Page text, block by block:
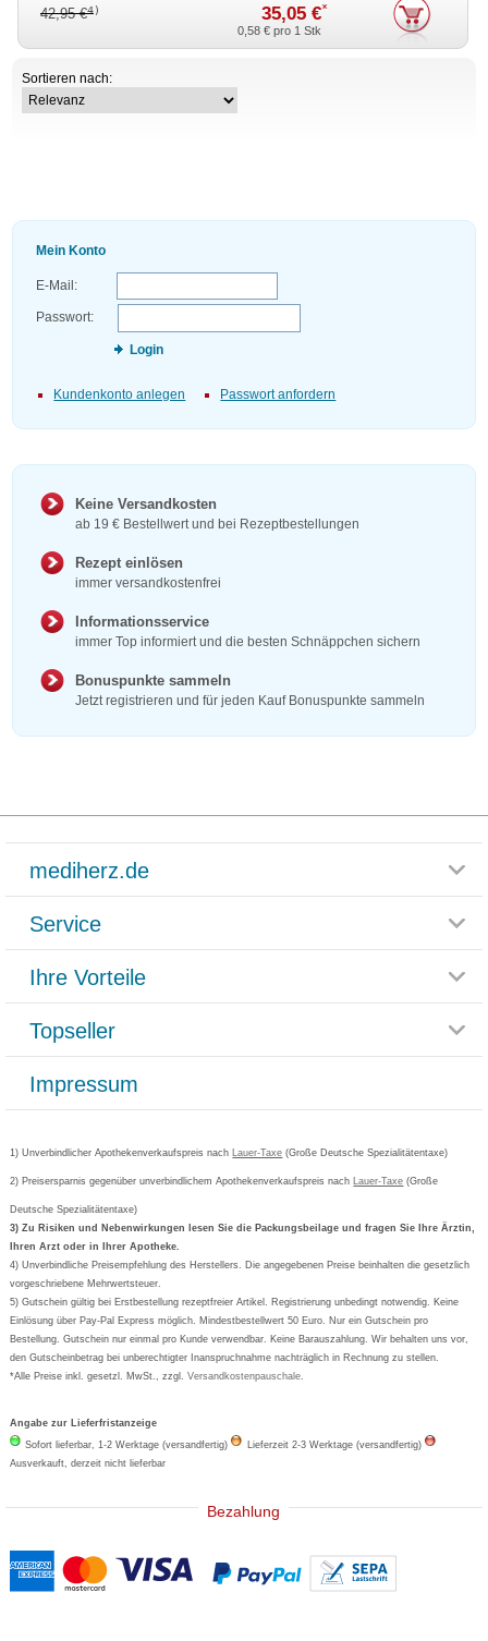
42,95 €4) 35,05 €*
0,58 €pro 1 Stk
Sortieren nach:
Mein Konto
E-Mail:
Passwort:
Login
Kundenkonto anlegen Passwort anfordern
Keine Versandkosten
ab 19 € Bestellwert und bei Rezeptbestellungen
Rezept einlösen
immer versandkostenfrei
Informationsservice
immer Top informiert und die besten Schnäppchen sichern
Bonuspunkte sammeln
Jetzt registrieren und für jeden Kauf Bonuspunkte sammeln
mediherz.de
Glossar
Häufig gestellte Fragen
Datenschutz
AGB
Cookie-Einstellungen
Vertrag widerrufen
Service
Rücksendemöglichkeit
Paketlieferstatus
Versandkosten
Bestellschein ausfüllen
Newsletteranmeldung
Ihre Vorteile
Rezeptlieferung
Bonusprogramm
Gutschein und Rabatte
Kundenbewertung
Topseller
Grippostad
Bepanthen
Formoline
Wick
Eucerin
Basica
Impressum
1) Unverbindlicher Apothekenverkaufspreis nach Lauer-Taxe (Große Deutsche Spezialitätentaxe)
2) Preisersparnis gegenüber unverbindlichem Apothekenverkaufspreis nach Lauer-Taxe (Große
Deutsche Spezialitätentaxe)
3) Zu Risiken und Nebenwirkungen lesen Sie die Packungsbeilage und fragen Sie Ihre Ärztin,
Ihren Arzt oder in Ihrer Apotheke.
4) Unverbindliche Preisempfehlung des Herstellers. Die angegebenen Preise beinhalten die gesetzlich
vorgeschriebene Mehrwertsteuer.
5) Gutschein gültig bei Erstbestellung rezeptfreier Artikel. Registrierung unbedingt notwendig. Keine
Einlösung über Pay-Pal Express möglich. Mindestbestellwert 50 Euro. Nur ein Gutschein pro
Bestellung. Gutschein nur einmal pro Kunde verwendbar. Keine Barauszahlung. Wir behalten uns vor,
den Gutscheinbetrag bei unberechtigter Inanspruchnahme nachträglich in Rechnung zu stellen.
*Alle Preise inkl. gesetzl. MwSt., zzgl.Versandkostenpauschale
Angabe zur Lieferfristanzeige
Sofort lieferbar, 1-2 Werktage (versandfertig)
Lieferzeit 2-3 Werktage (versandfertig)
Ausverkauft, derzeit nicht lieferbar
Bezahlung